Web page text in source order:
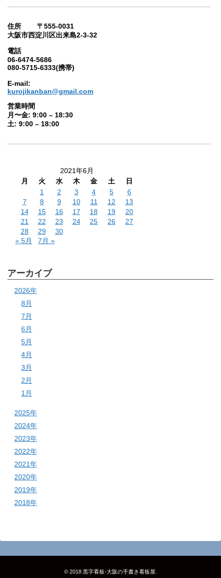
住所 〒555-0031
大阪市西淀川区出来島2-3-32
電話
06-6474-5686
080-5715-6333(携帯)
E-mail:
kurojikanban@gmail.com
営業時間
月〜金: 9:00 – 18:30
土: 9:00 – 18:00
2021年6月
月
火 水 木 金 土
日
1
2 3 4 5
6
7
8 9 10 11 12
13
14
15 16 17 18 19
20
21
22 23 24 25 26
27
28
29
30
« 5月
7月 »
アーカイブ
2026年
8月
7月
6月
5月
4月
3月
2月
1月
2025年
2024年
2023年
2022年
2021年
2020年
2019年
2018年
© 2018 黒字看板‐大阪の手書き看板屋